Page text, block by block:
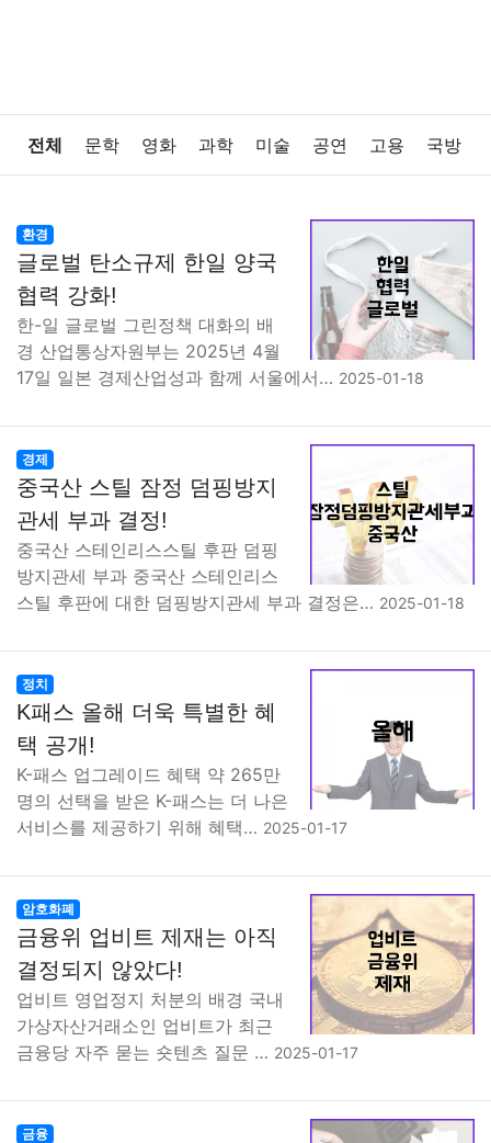
전체 문학 영화 과학 미술 공연 고용 국방
보건 질병 가요 방송 일상 주식 암호화폐
블록체인 결혼 육아 반려동물 패션 미용
증권 인테리어 요리 상품리뷰 원예 금융
게임 자동차 취미 여행
맛집 IT 컴퓨터 사회 정치 건강
의료 의학 경제 마케팅 외국어
환경
글로벌 탄소규제 한일 양국
협력 강화!
한-일 글로벌 그린정책 대화의 배
경 산업통상자원부는 2025년 4월
17일 일본 경제산업성과 함께 서울에서… 2025-01-18
경제
중국산 스틸 잠정 덤핑방지
관세 부과 결정!
중국산 스테인리스스틸 후판 덤핑
방지관세 부과 중국산 스테인리스
스틸 후판에 대한 덤핑방지관세 부과 결정은… 2025-01-18
정치
K패스 올해 더욱 특별한 혜
택 공개!
K-패스 업그레이드 혜택 약 265만
명의 선택을 받은 K-패스는 더 나은
서비스를 제공하기 위해 혜택… 2025-01-17
암호화폐
금융위 업비트 제재는 아직
결정되지 않았다!
업비트 영업정지 처분의 배경 국내
가상자산거래소인 업비트가 최근
금융당 자주 묻는 숏텐츠 질문 … 2025-01-17
금융